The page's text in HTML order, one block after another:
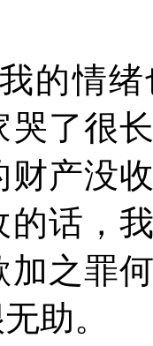
的情
哭了很
产没
话，
之罪
助。